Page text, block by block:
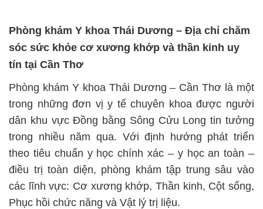
Phòng khám Y khoa Thái Dương – Địa chỉ chăm
sóc sức khỏe cơ xương khớp và thần kinh uy
tín tại Cần Thơ
Phòng khám Y khoa Thái Dương – Cần Thơ là một
trong những đơn vị y tế chuyên khoa được người
dân khu vực Đồng bằng Sông Cửu Long tin tưởng
trong nhiều năm qua. Với định hướng phát triển
theo tiêu chuẩn y học chính xác – y học an toàn –
điều trị toàn diện, phòng khám tập trung sâu vào
các lĩnh vực: Cơ xương khớp, Thần kinh, Cột sống,
Phục hồi chức năng và Vật lý trị liệu.